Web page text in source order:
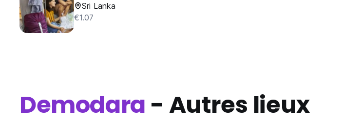
Sri Lanka
€1.07
Demodara - Autres lieux